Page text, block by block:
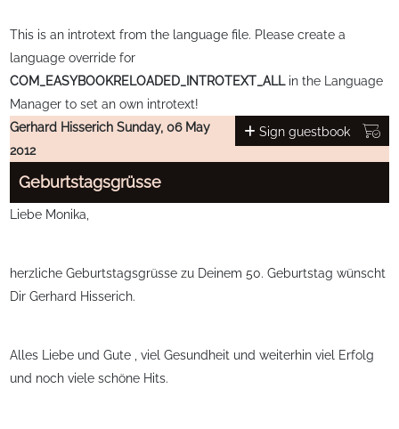
This is an introtext from the language file. Please create a
language override for
COM_EASYBOOKRELOADED_INTROTEXT_ALLin the Language
Manager to set an own introtext!
Sign guestbook
Gerhard HisserichSunday, 06 May
2012
Geburtstagsgrüsse
Liebe Monika,
herzliche Geburtstagsgrüsse zu Deinem 50. Geburtstag wünscht
Dir Gerhard Hisserich.
Alles Liebe und Gute , viel Gesundheit und weiterhin viel Erfolg
und noch viele schöne Hits.